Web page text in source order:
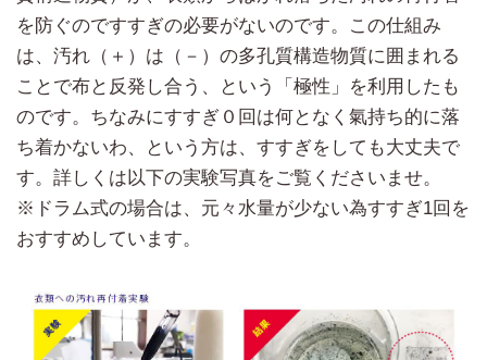
を防ぐのですすぎの必要がないのです。この仕組み
は、汚れ（＋）は（－）の多孔質構造物質に囲まれる
ことで布と反発し合う、という「極性」を利用したも
のです。ちなみにすすぎ０回は何となく氣持ち的に落
ち着かないわ、という方は、すすぎをしても大丈夫で
す。詳しくは以下の実験写真をご覧くださいませ。
※ドラム式の場合は、元々水量が少ない為すすぎ1回を
おすすめしています。